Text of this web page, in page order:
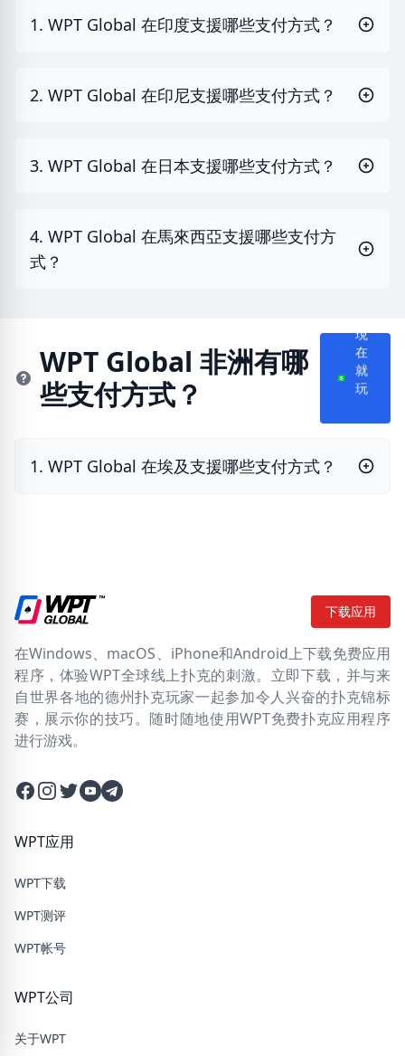
1. WPT Global 在印度支援哪些支付方式？
2. WPT Global 在印尼支援哪些支付方式？
3. WPT Global 在日本支援哪些支付方式？
4. WPT Global 在馬來西亞支援哪些支付方
式？
WPT Global 非洲有哪
些支付方式？
現
在
就
玩
1. WPT Global 在埃及支援哪些支付方式？
下载应用
在Windows、macOS、iPhone和Android上下载免费应用
程序，体验WPT全球线上扑克的刺激。立即下载，并与来
自世界各地的德州扑克玩家一起参加令人兴奋的扑克锦标
赛，展示你的技巧。随时随地使用WPT免费扑克应用程序
进行游戏。
Facebook
Instagram
Twitter
Twitter
Twitter
WPT应用
WPT下载
WPT测评
WPT帐号
WPT公司
关于WPT